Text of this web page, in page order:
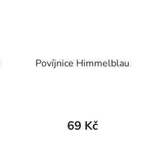
Povíjnice Himmelblau
69 Kč